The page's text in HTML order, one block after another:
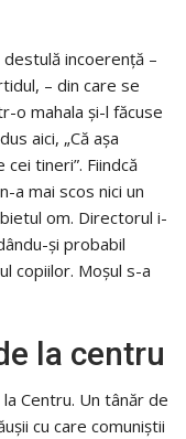
incoerenţă –
– din care se
o mahala şi-l făcuse
aici, „Că aşa
tineri”. Fiindcă
a mai scos nici un
om. Directorul i-
şi probabil
copiilor. Moşul s-a
la centru
Centru. Un tânăr de
cu care comuniştii